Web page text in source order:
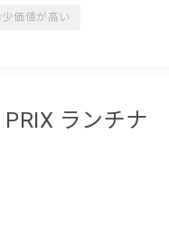
少価値が高い
ランチナ